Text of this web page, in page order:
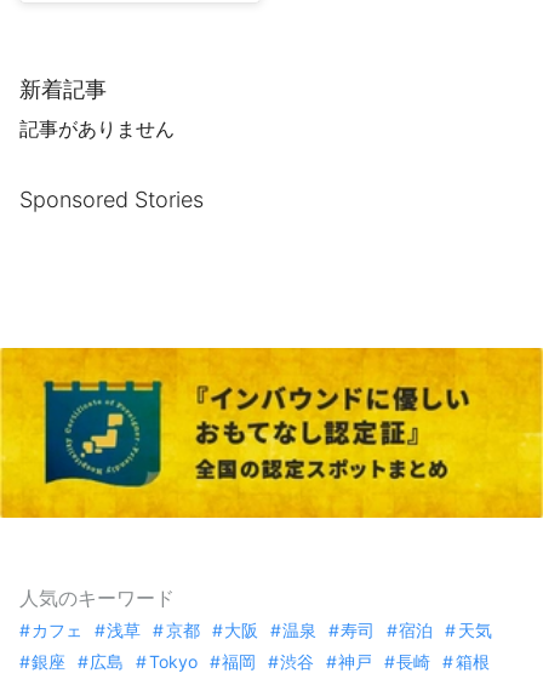
新着記事
記事がありません
Sponsored Stories
人気のキーワード
カフェ 浅草 京都 大阪 温泉 寿司 宿泊
天気
銀座
広島 Tokyo 福岡 渋谷 神戸 長崎
箱根